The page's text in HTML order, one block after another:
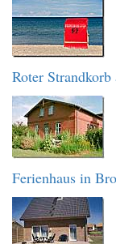
Roter Strandkorb
Ferienhaus in